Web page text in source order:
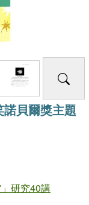
貝爾獎主題
研究40講